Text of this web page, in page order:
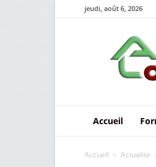
jeudi, août 6, 2026
Le
logement
en
Algérie
Accueil
Accueil Actualite